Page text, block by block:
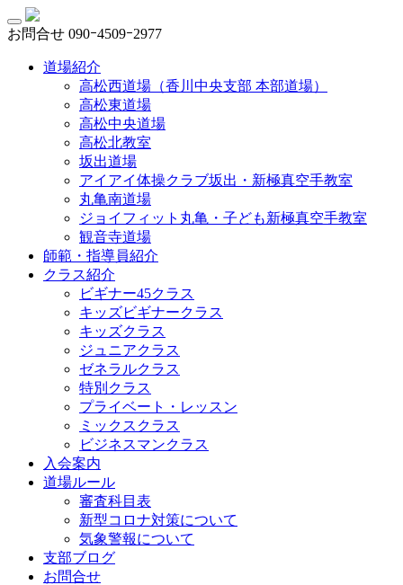
お問合せ 090ｰ4509ｰ2977
道場紹介
高松西道場（香川中央支部 本部道場）
高松東道場
高松中央道場
高松北教室
坂出道場
アイアイ体操クラブ坂出・新極真空手教室
丸亀南道場
ジョイフィット丸亀・子ども新極真空手教室
観音寺道場
師範・指導員紹介
クラス紹介
ビギナー45クラス
キッズビギナークラス
キッズクラス
ジュニアクラス
ゼネラルクラス
特別クラス
プライベート・レッスン
ミックスクラス
ビジネスマンクラス
入会案内
道場ルール
審査科目表
新型コロナ対策について
気象警報について
支部ブログ
お問合せ